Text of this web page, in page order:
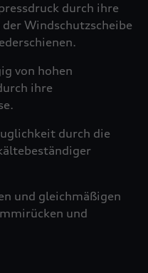
durch ihre
Windschutzscheibe
von hohen
ihre
durch die
und gleichmäßigen
und